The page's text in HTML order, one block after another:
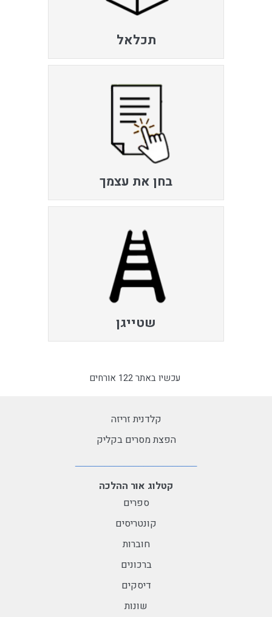
תכלאל
בחן את עצמך
שטייגן
עכשיו באתר 122 אורחים
קלדנית זריזה
הפצת מסרים בקליק
קטלוג אור ההלכה
ספרים
קונטריסים
חוברות
ברכונים
דיסקים
שונות